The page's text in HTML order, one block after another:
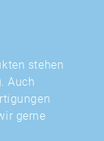
stehen
Auch
gerne